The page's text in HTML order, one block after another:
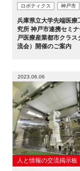
ロボティクス 神戸市
兵庫県立大学先端医療
究所 神戸市連携セミ
戸医療産業都市クラス
流会）開催のご案内
2023.06.06
人と情報の交流掲示板